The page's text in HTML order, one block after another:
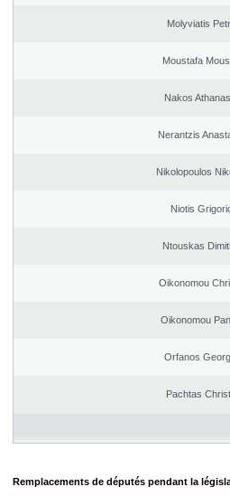
Molyviatis
Moustafa
Nakos
Nerantzis
Nikolopoulos
Niotis
Ntouskas
Oikonomou
Oikonomou
Orfanos
Pachtas
Remplacements de députés pendant la